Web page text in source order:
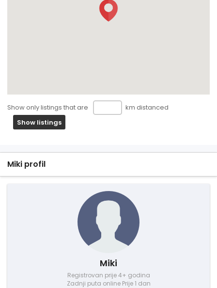
Show only listings that are
km distanced
Show listings
Miki profil
Miki
Registrovan prije 4+ godina
Zadnji puta online Prije 1 dan